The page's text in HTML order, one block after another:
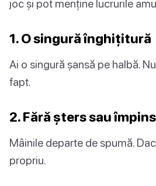
joc și pot menține lucrurile
1. O singură înghițitură
Ai o singură șansă pe halbă.
fapt.
2. Fără șters sau împins
Mâinile departe de spumă.
propriu.